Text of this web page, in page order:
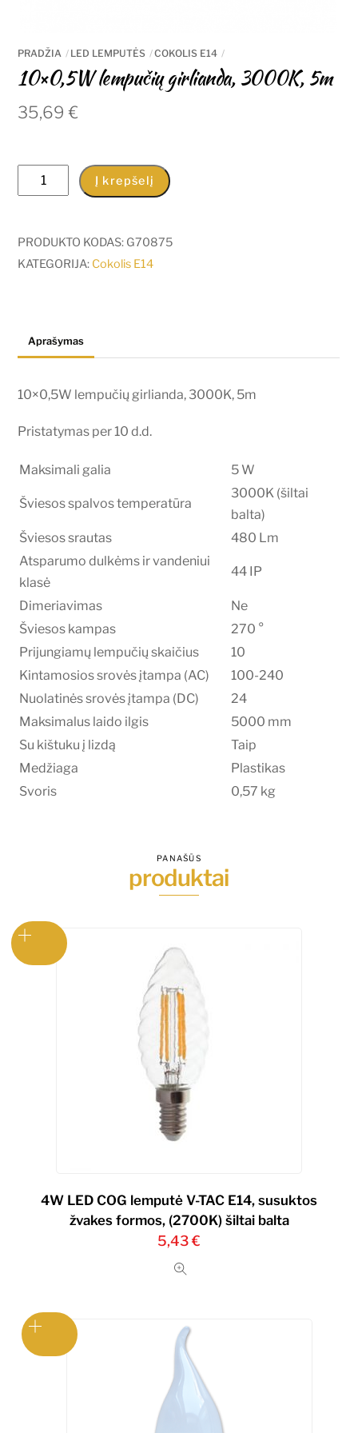
PRADŽIA LED LEMPUTĖS COKOLIS E14
10×0,5W lempučių girlianda, 3000K, 5m
35,69€
produkto
kiekis:
lempučių
girlianda,
Į krepšelį
PRODUKTO KODAS: G70875
KATEGORIJA: Cokolis E14
Aprašymas
10×0,5W lempučių girlianda, 3000K, 5m
Pristatymas per 10 d.d.
Maksimali galia 5 W
Šviesos spalvos temperatūra
3000K (šiltai
balta)
Šviesos srautas
480 Lm
Atsparumo dulkėms ir vandeniui
klasė
44 IP
Dimeriavimas
Ne
Šviesos kampas
270 °
Prijungiamų lempučių skaičius
10
Kintamosios srovės įtampa (AC)
100-240
Nuolatinės srovės įtampa (DC)
24
Maksimalus laido ilgis
5000 mm
Su kištuku į lizdą
Taip
Medžiaga
Plastikas
Svoris
0,57 kg
PANAŠŪS
produktai
4W LED COG lemputė V-TAC E14, susuktos
žvakes formos, (2700K) šiltai balta
5,43€